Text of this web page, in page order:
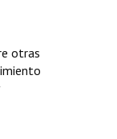
otras